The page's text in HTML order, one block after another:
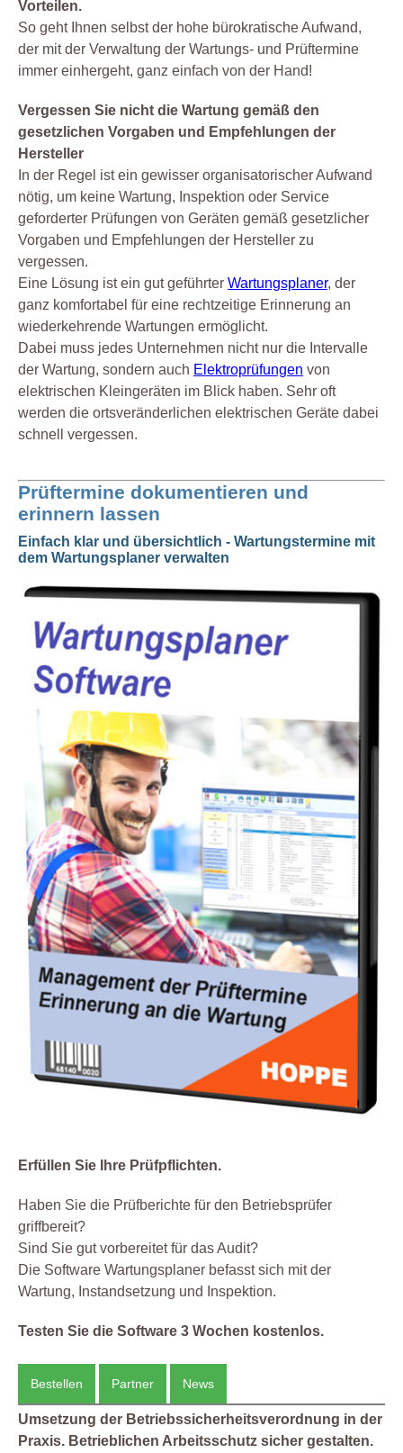
Vorteilen.
So geht Ihnen selbst der hohe bürokratische Aufwand,
der mit der Verwaltung der Wartungs- und Prüftermine
immer einhergeht, ganz einfach von der Hand!
Vergessen Sie nicht die Wartung gemäß den
gesetzlichen Vorgaben und Empfehlungen der
Hersteller
In der Regel ist ein gewisser organisatorischer Aufwand
nötig, um keine Wartung, Inspektion oder Service
geforderter Prüfungen von Geräten gemäß gesetzlicher
Vorgaben und Empfehlungen der Hersteller zu
vergessen.
Eine Lösung ist ein gut geführter Wartungsplaner, der
ganz komfortabel für eine rechtzeitige Erinnerung an
wiederkehrende Wartungen ermöglicht.
Dabei muss jedes Unternehmen nicht nur die Intervalle
der Wartung, sondern auch Elektroprüfungen von
elektrischen Kleingeräten im Blick haben. Sehr oft
werden die ortsveränderlichen elektrischen Geräte dabei
schnell vergessen.
Prüftermine dokumentieren und
erinnern lassen
Einfach klar und übersichtlich - Wartungstermine mit
dem Wartungsplaner verwalten
Erfüllen Sie Ihre Prüfpflichten.
Haben Sie die Prüfberichte für den Betriebsprüfer
griffbereit?
Sind Sie gut vorbereitet für das Audit?
Die Software Wartungsplaner befasst sich mit der
Wartung, Instandsetzung und Inspektion.
Testen Sie die Software 3 Wochen kostenlos.
Bestellen Partner News
Umsetzung der Betriebssicherheitsverordnung in der
Praxis. Betrieblichen Arbeitsschutz sicher gestalten.